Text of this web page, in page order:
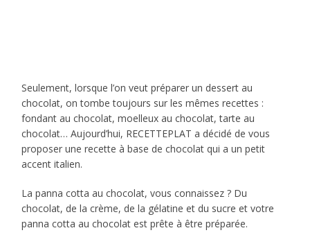
Seulement, lorsque l’on veut préparer un dessert au
chocolat, on tombe toujours sur les mêmes recettes :
fondant au chocolat, moelleux au chocolat, tarte au
chocolat… Aujourd’hui, RECETTEPLAT a décidé de vous
proposer une recette à base de chocolat qui a un petit
accent italien.
La panna cotta au chocolat, vous connaissez ? Du
chocolat, de la crème, de la gélatine et du sucre et votre
panna cotta au chocolat est prête à être préparée.